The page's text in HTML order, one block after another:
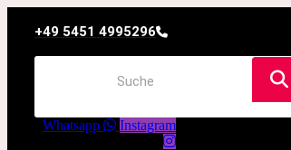
+49 5451 4995296
Whatsapp Instagram